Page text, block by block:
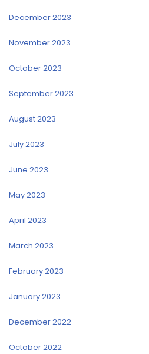
December 2023
November 2023
October 2023
September 2023
August 2023
July 2023
June 2023
May 2023
April 2023
March 2023
February 2023
January 2023
December 2022
October 2022